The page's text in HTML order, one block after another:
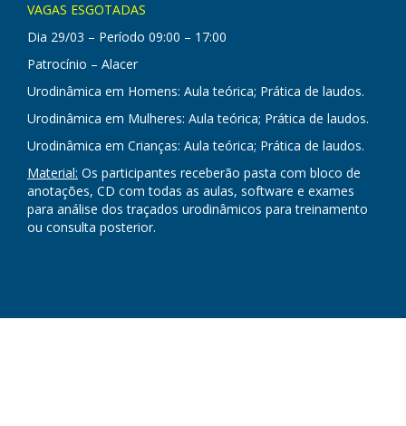
VAGAS ESGOTADAS
Dia 29/03 – Período 09:00 – 17:00
Patrocínio – Alacer
Urodinâmica em Homens: Aula teórica; Prática de laudos.
Urodinâmica em Mulheres: Aula teórica; Prática de laudos.
Urodinâmica em Crianças: Aula teórica; Prática de laudos.
Material: Os participantes receberão pasta com bloco de
anotações, CD com todas as aulas, software e exames
para análise dos traçados urodinâmicos para treinamento
ou consulta posterior.